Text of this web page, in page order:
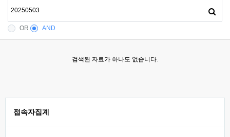
OR AND
검색된 자료가 하나도 없습니다.
접속자집계